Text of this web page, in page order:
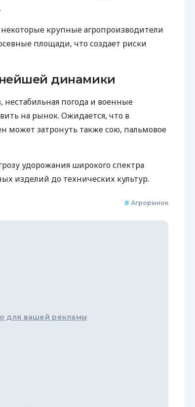
крупные агропроизводители
площади, что создает риски
динамики
нестабильная погода и военные
на рынок. Ожидается, что в
может затронуть также сою, пальмовое
удорожания широкого спектра
изделий до технических культур.
# Агрорынок
для вашей рекламы